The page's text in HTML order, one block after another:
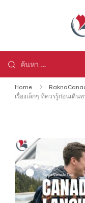
ค้นหา
สำหรับ:
Home
เรื่องเล็กๆ ที่ควรรู้ก่อนเดินท